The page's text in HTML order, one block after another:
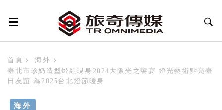
首頁
海外
臺北市珍奶造型燈組現身2024大阪光之饗宴 燈光藝術點亮臺
日友誼 為2025台北燈節暖身
海外